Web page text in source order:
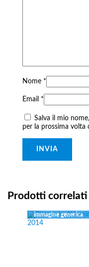
Nome *
Email *
Salva il mio
per la prossima volta
Prodotti correlati